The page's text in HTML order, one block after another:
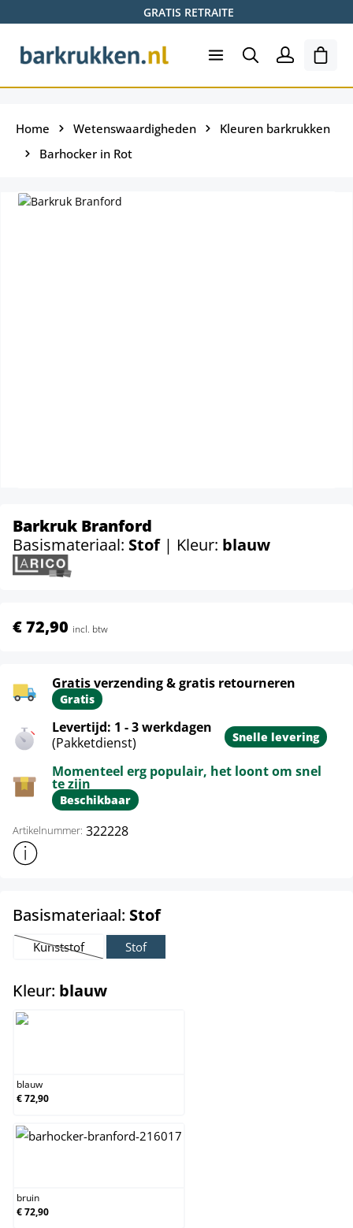
GRATIS RETRAITE
Home Wetenswaardigheden
Kleuren barkrukken
Barhocker in Rot
Barkruk Branford
Basismateriaal: Stof | Kleur: blauw
€ 72,90 incl. btw
Gratis verzending & gratis retourneren
Gratis
Levertijd: 1 - 3 werkdagen
(Pakketdienst)
Snelle levering
Momenteel erg populair, het loont om snel
te zijn
Beschikbaar
Artikelnummer: 322228
Toon meer productinformatie
Basismateriaal: Stofselect
Kunststof
(Deze optie is momenteel niet beschikbaar.)
Stof
Kleur: blauwselect
blauw
€ 72,90
bruin
€ 72,90